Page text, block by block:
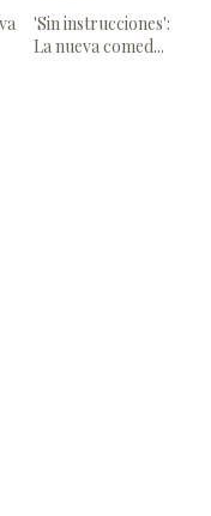
'Sin instrucciones':
La nueva comed...